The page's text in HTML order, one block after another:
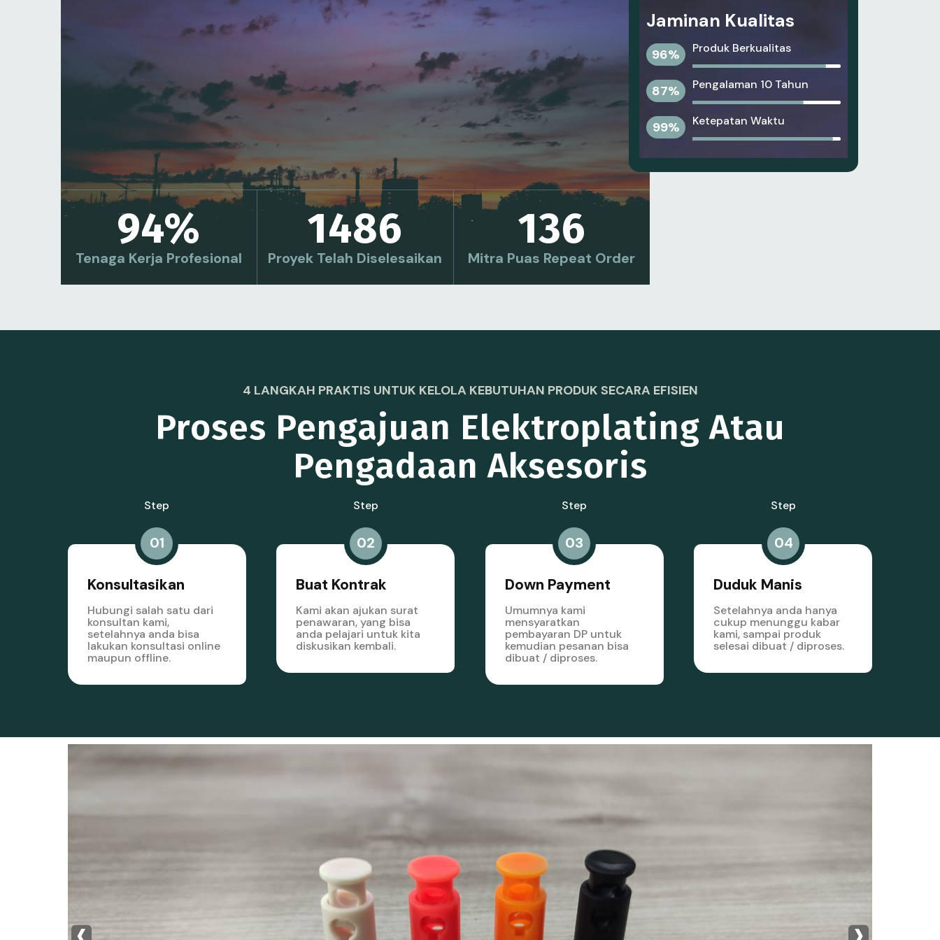
94%
Tenaga Kerja Profesional
1486
Proyek Telah Diselesaikan
136
Mitra Puas Repeat Order
Jaminan Kualitas
96% Produk Berkualitas
87% Pengalaman 10 Tahun
99% Ketepatan Waktu
4 LANGKAH PRAKTIS UNTUK KELOLA KEBUTUHAN PRODUK SECARA EFISIEN
Proses Pengajuan Elektroplating Atau
Pengadaan Aksesoris
Step
01
Konsultasikan
Hubungi salah satu dari
konsultan kami,
setelahnya anda bisa
lakukan konsultasi online
maupun offline.
Step
02
Buat Kontrak
Kami akan ajukan surat
penawaran, yang bisa
anda pelajari untuk kita
diskusikan kembali.
Step
03
Down Payment
Umumnya kami
mensyaratkan
pembayaran DP untuk
kemudian pesanan bisa
dibuat / diproses.
Step
04
Duduk Manis
Setelahnya anda hanya
cukup menunggu kabar
kami, sampai produk
selesai dibuat / diproses.